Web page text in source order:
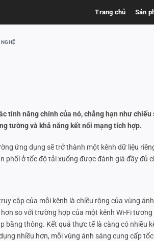
Trang chủ Sản
tính năng chính của nó, chẳng hạn như
tường và khả năng kết nối mạng tích hợp.
ứng dụng sẽ trở thành một kênh dữ liệu
phối ở tốc độ tải xuống được đánh giá đầy đủ
cập của mỗi kênh là chiều rộng của vùng
so với trường hợp của một kênh Wi-Fi
băng thông. Kết quả thực tế là càng có nhiều
nhiều hơn, mỗi vùng ánh sáng cung cấp